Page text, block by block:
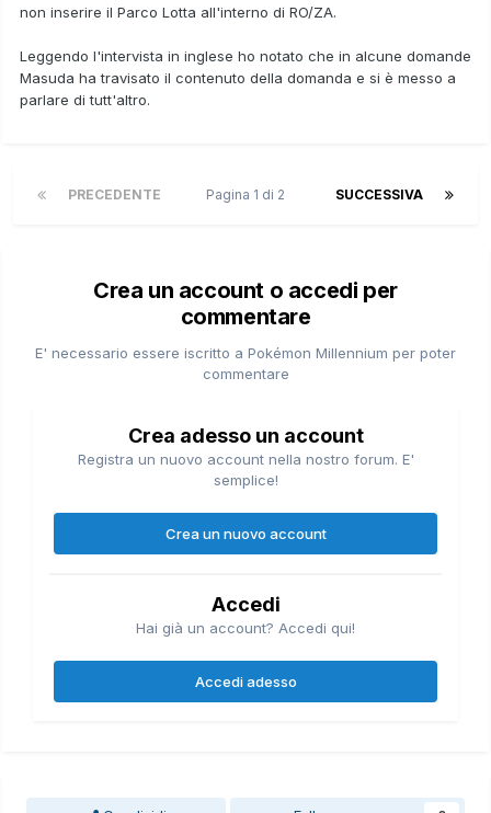
non inserire il Parco Lotta all'interno di RO/ZA.
Leggendo l'intervista in inglese ho notato che in alcune domande
Masuda ha travisato il contenuto della domanda e si è messo a
parlare di tutt'altro.
PRECEDENTE SUCCESSIVA
Pagina 1 di 2
Crea un account o accedi per
commentare
E' necessario essere iscritto a Pokémon Millennium per poter
commentare
Crea adesso un account
Registra un nuovo account nella nostro forum. E'
semplice!
Crea un nuovo account
Accedi
Hai già un account? Accedi qui!
Accedi adesso